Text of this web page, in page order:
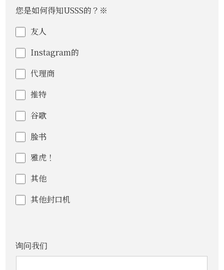
您是如何得知USSS的？※
友人
Instagram的
代理商
推特
谷歌
脸书
雅虎！
其他
其他封口机
询问我们